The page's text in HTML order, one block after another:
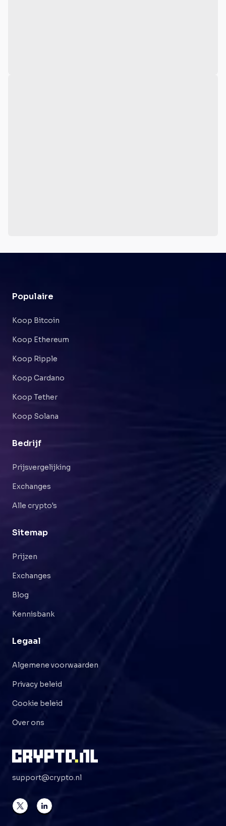
Populaire
Koop Bitcoin
Koop Ethereum
Koop Ripple
Koop Cardano
Koop Tether
Koop Solana
Bedrijf
Prijsvergelijking
Exchanges
Alle crypto's
Sitemap
Prijzen
Exchanges
Blog
Kennisbank
Legaal
Algemene voorwaarden
Privacy beleid
Cookie beleid
Over ons
support@crypto.nl